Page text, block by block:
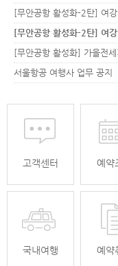
[무안공항 활성화-2탄] 여
[무안공항 활성화-2탄] 여
서울항공 여행사 업무 공지
고객센터 예약
국내여행 예약